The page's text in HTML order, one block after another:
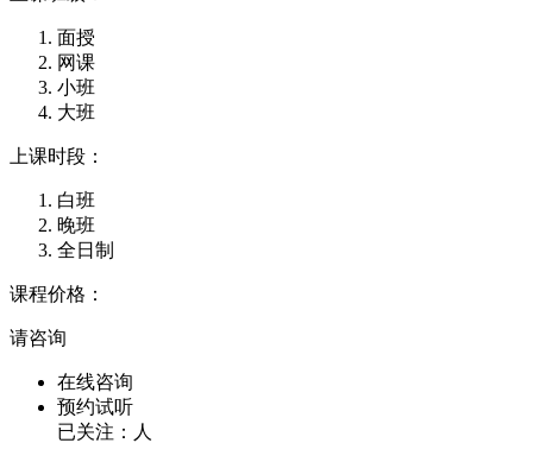
面授
网课
小班
大班
上课时段：
白班
晚班
全日制
课程价格：
请咨询
在线咨询
预约试听
已关注： 人